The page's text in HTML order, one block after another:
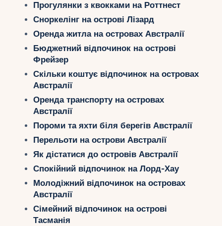
Країни
Інфо
Блог
Контакти
Укр
Ру
Прогулянки з квокками на Роттнест
Сноркелінг на острові Лізард
Оренда житла на островах Австралії
Бюджетний відпочинок на острові
Фрейзер
Скільки коштує відпочинок на островах
Австралії
Оренда транспорту на островах
Австралії
Пороми та яхти біля берегів Австралії
Перельоти на острови Австралії
Як дістатися до островів Австралії
Спокійний відпочинок на Лорд-Хау
Молодіжний відпочинок на островах
Австралії
Сімейний відпочинок на острові
Тасманія